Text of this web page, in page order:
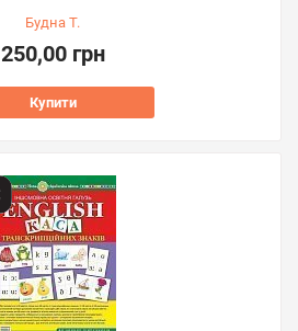
Будна Т.
250,00 грн
Купити